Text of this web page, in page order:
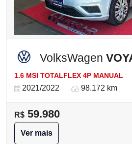
VolksWagen
1.6 MSI TOTALFLEX 4P MANUAL
2021/2022 98.172 km
R$ 59.980
Ver mais